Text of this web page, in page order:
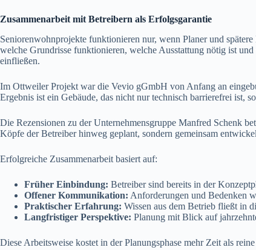
Zusammenarbeit mit Betreibern als Erfolgsgarantie
Seniorenwohnprojekte funktionieren nur, wenn Planer und
welche Grundrisse funktionieren, welche Ausstattung nötig ist
einfließen.
Im Ottweiler Projekt war die Vevio gGmbH von Anfang an
Ergebnis ist ein Gebäude, das nicht nur technisch barrierefrei ist,
Die Rezensionen zu der Unternehmensgruppe Manfred Schenk
Köpfe der Betreiber hinweg geplant, sondern gemeinsam
Erfolgreiche Zusammenarbeit basiert auf:
Früher Einbindung: Betreiber sind bereits in der
Offener Kommunikation: Anforderungen und Bedenken
Praktischer Erfahrung: Wissen aus dem Betrieb fließt in
Langfristiger Perspektive: Planung mit Blick auf
Diese Arbeitsweise kostet in der Planungsphase mehr Zeit als